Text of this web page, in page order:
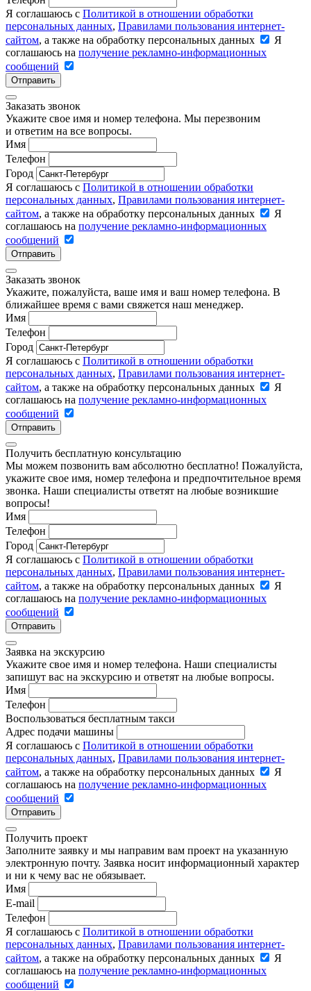
Я соглашаюсь с Политикой в отношении обработки
персональных данных, Правилами пользования интернет-
сайтом, а также на обработку персональных данных
Я
соглашаюсь на получение рекламно-информационных
сообщений
Отправить
Заказать звонок
Укажите свое имя и номер телефона. Мы перезвоним
и ответим на все вопросы.
Имя
Телефон
Город
Я соглашаюсь с Политикой в отношении обработки
персональных данных, Правилами пользования интернет-
сайтом, а также на обработку персональных данных
Я
соглашаюсь на получение рекламно-информационных
сообщений
Отправить
Заказать звонок
Укажите, пожалуйста, ваше имя и ваш номер телефона. В
ближайшее время с вами свяжется наш менеджер.
Имя
Телефон
Город
Я соглашаюсь с Политикой в отношении обработки
персональных данных, Правилами пользования интернет-
сайтом, а также на обработку персональных данных
Я
соглашаюсь на получение рекламно-информационных
сообщений
Отправить
Получить бесплатную консультацию
Мы можем позвонить вам абсолютно бесплатно! Пожалуйста,
укажите свое имя, номер телефона и предпочтительное время
звонка. Наши специалисты ответят на любые возникшие
вопросы!
Имя
Телефон
Город
Я соглашаюсь с Политикой в отношении обработки
персональных данных, Правилами пользования интернет-
сайтом, а также на обработку персональных данных
Я
соглашаюсь на получение рекламно-информационных
сообщений
Отправить
Заявка на экскурсию
Укажите свое имя и номер телефона. Наши специалисты
запишут вас на экскурсию и ответят на любые вопросы.
Имя
Телефон
Воспользоваться бесплатным такси
Адрес подачи машины
Я соглашаюсь с Политикой в отношении обработки
персональных данных, Правилами пользования интернет-
сайтом, а также на обработку персональных данных
Я
соглашаюсь на получение рекламно-информационных
сообщений
Отправить
Получить проект
Заполните заявку и мы направим вам проект на указанную
электронную почту. Заявка носит информационный характер
и ни к чему вас не обязывает.
Имя
E-mail
Телефон
Я соглашаюсь с Политикой в отношении обработки
персональных данных, Правилами пользования интернет-
сайтом, а также на обработку персональных данных
Я
соглашаюсь на получение рекламно-информационных
сообщений